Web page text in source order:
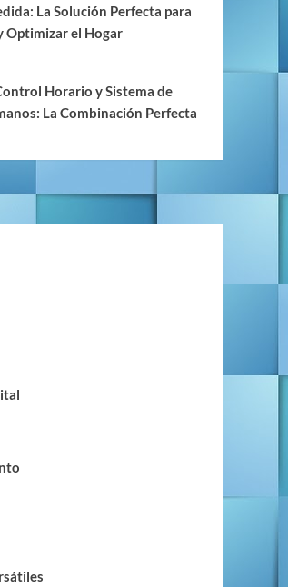
La Solución Perfecta para
Optimizar el Hogar
Horario y Sistema de
La Combinación Perfecta